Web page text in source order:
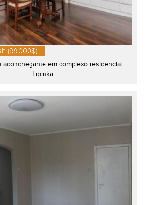
(99.000$)
aconchegante em complexo residencial
Lipinka